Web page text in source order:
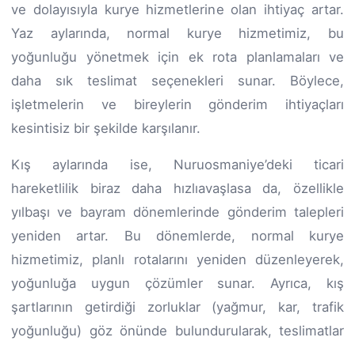
ve dolayısıyla kurye hizmetlerine olan ihtiyaç artar.
Yaz aylarında, normal kurye hizmetimiz, bu
yoğunluğu yönetmek için ek rota planlamaları ve
daha sık teslimat seçenekleri sunar. Böylece,
işletmelerin ve bireylerin gönderim ihtiyaçları
kesintisiz bir şekilde karşılanır.
Kış aylarında ise, Nuruosmaniye’deki ticari
hareketlilik biraz daha hızlıavaşlasa da, özellikle
yılbaşı ve bayram dönemlerinde gönderim talepleri
yeniden artar. Bu dönemlerde, normal kurye
hizmetimiz, planlı rotalarını yeniden düzenleyerek,
yoğunluğa uygun çözümler sunar. Ayrıca, kış
şartlarının getirdiği zorluklar (yağmur, kar, trafik
yoğunluğu) göz önünde bulundurularak, teslimatlar